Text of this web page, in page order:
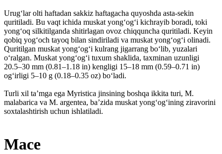
Urugʻlar olti haftadan sakkiz haftagacha quyoshda asta-sekin
quritiladi. Bu vaqt ichida muskat yongʻogʻi kichrayib boradi, toki
yongʻoq silkitilganda shitirlagan ovoz chiqquncha quritiladi. Keyin
qobiq yogʻoch tayoq bilan sindiriladi va muskat yongʻogʻi olinadi.
Quritilgan muskat yongʻogʻi kulrang jigarrang boʻlib, yuzalari
oʻralgan. Muskat yongʻogʻi tuxum shaklida, taxminan uzunligi
20.5–30 mm (0.81–1.18 in) kengligi 15–18 mm (0.59–0.71 in)
ogʻirligi 5–10 g (0.18–0.35 oz) bo‘ladi.
Turli xil taʼmga ega Myristica jinsining boshqa ikkita turi, M.
malabarica va M. argentea, baʼzida muskat yongʻogʻining ziravorini
soxtalashtirish uchun ishlatiladi.
Mace